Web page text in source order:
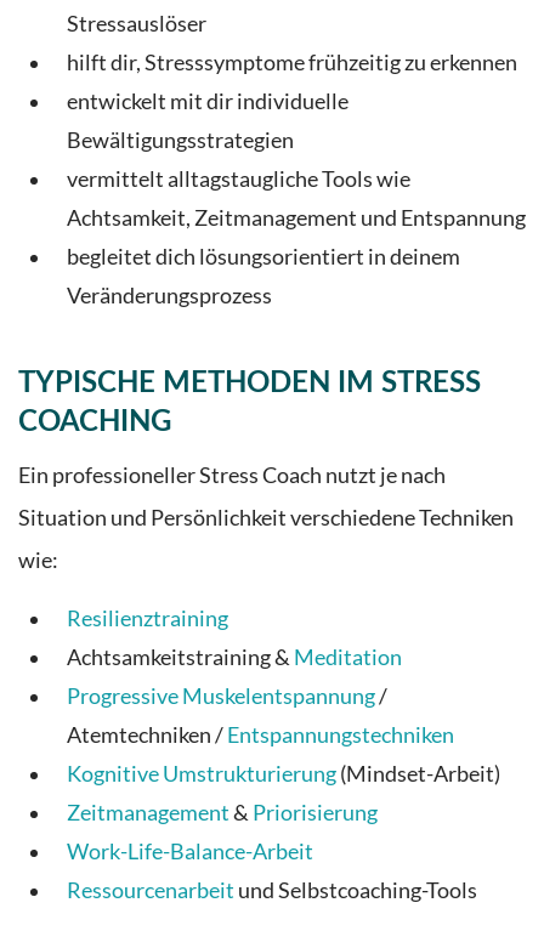
Stressauslöser
hilft dir, Stresssymptome frühzeitig zu erkennen
entwickelt mit dir individuelle
Bewältigungsstrategien
vermittelt alltagstaugliche Tools wie
Achtsamkeit, Zeitmanagement und Entspannung
begleitet dich lösungsorientiert in deinem
Veränderungsprozess
TYPISCHE METHODEN IM STRESS
COACHING
Ein professioneller Stress Coach nutzt je nach
Situation und Persönlichkeit verschiedene Techniken
wie:
Resilienztraining
Achtsamkeitstraining & Meditation
Progressive Muskelentspannung/
Atemtechniken /Entspannungstechniken
Kognitive Umstrukturierung(Mindset-Arbeit)
Zeitmanagement& Priorisierung
Work-Life-Balance-Arbeit
Ressourcenarbeit und Selbstcoaching-Tools